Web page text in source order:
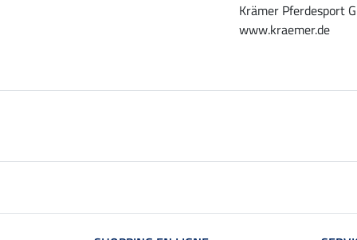
Krämer Pferdesport
www.kraemer.de